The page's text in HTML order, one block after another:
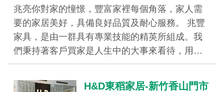
兆亮你對家的憧憬，豐富家裡每個角落，家人需
要的家居美好，具備良好品質及耐心服務。 兆豐
家具，是由一群具有專業技能的精英所組成。我
們秉持著客戶買家是人生中的大事來看待，用…
H&D東稻家居-新竹香山門市